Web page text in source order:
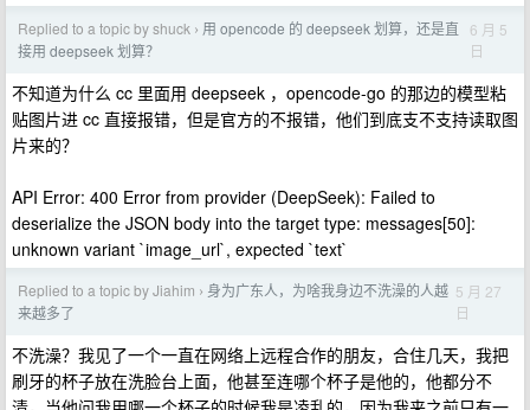
Replied to a topic by shuck › 用 opencode 的 deepseek 划算，还是直
接用 deepseek 划算？
6 月 5
日
不知道为什么 cc 里面用 deepseek ，opencode-go 的那边的模型粘
贴图片进 cc 直接报错，但是官方的不报错，他们到底支不支持读取图
片来的？
API Error: 400 Error from provider (DeepSeek): Failed to
deserialize the JSON body into the target type: messages[50]:
unknown variant `image_url`, expected `text`
Replied to a topic by Jiahim › 身为广东人，为啥我身边不洗澡的人越
来越多了
5 月 27
日
不洗澡？我见了一个一直在网络上远程合作的朋友，合住几天，我把
刷牙的杯子放在洗脸台上面，他甚至连哪个杯子是他的，他都分不